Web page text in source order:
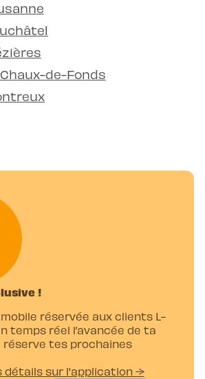
de-Fonds
!
mobile réservée aux clients L-
temps réel l’avancée de ta
tes prochaines
détails sur l'application →